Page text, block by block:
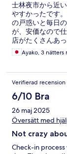
士林夜市から近
やすかったです
の戸惑いと毎日
が、安価なので
店がたくさんあ
わかりましたし
Ayako, 3 nätters
Verifierad recension
6/10 Bra
26 maj 2025
Översätt med
Not crazy
Check-in